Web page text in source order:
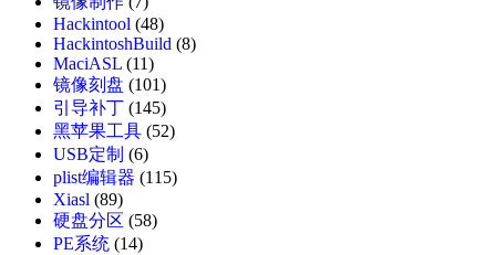
Hackintool (48)
HackintoshBuild (8)
MaciASL (11)
镜像刻盘 (101)
引导补丁 (145)
黑苹果工具 (52)
USB定制 (6)
plist编辑器 (115)
Xiasl (89)
硬盘分区 (58)
PE系统 (14)